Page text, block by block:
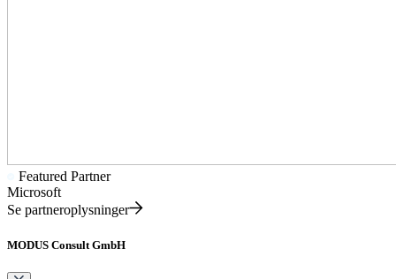
Featured Partner
Microsoft
Se partneroplysninger
MODUS Consult GmbH